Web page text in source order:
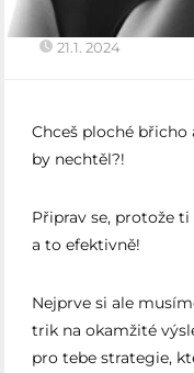
21.1. 2024
Chceš ploché břicho
by nechtěl?!
Připrav se, protože
a to efektivně!
Nejprve si ale
trik na okamžité
pro tebe strategie,